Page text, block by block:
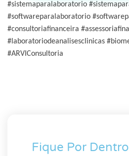
#sistemaparalaboratorio
#softwareparalaboratorio
#consultoriafinanceira
#laboratoriodeanalisesclinicas
#ARVIConsultoria
Fique Por